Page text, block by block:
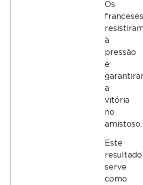
Os
franceses
à
pressão
e
a
vitória
no
amistoso.
Este
resultado
serve
como